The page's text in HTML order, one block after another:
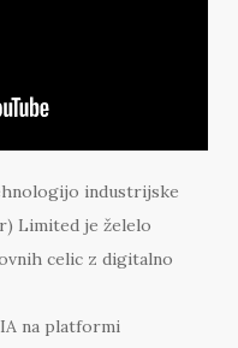
industrijske
Limited je želelo
celic z digitalno
na platformi